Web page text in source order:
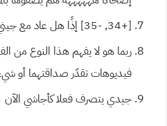
[+34,
-35] إذًا هل عاد مع
ربما هو لا يفهم هذا النوع من
فيديوهات تقدّر صداقتهما أو
جيدي يتصرف فعلا كأجاشي الآن